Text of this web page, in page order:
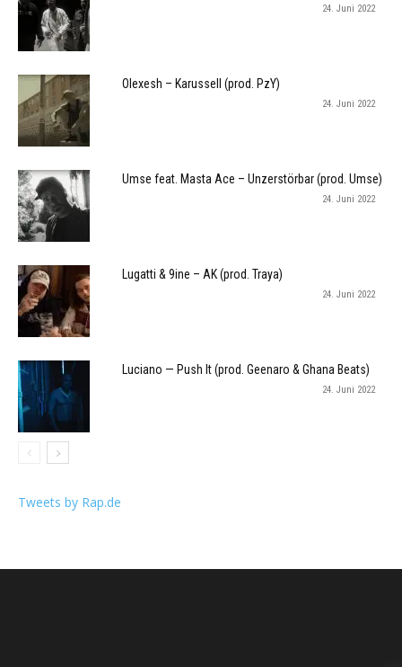
24. Juni 2022
Olexesh – Karussell (prod. PzY)
24. Juni 2022
Umse feat. Masta Ace – Unzerstörbar (prod. Umse)
24. Juni 2022
Lugatti & 9ine – AK (prod. Traya)
24. Juni 2022
Luciano — Push It (prod. Geenaro & Ghana Beats)
24. Juni 2022
Tweets by Rap.de